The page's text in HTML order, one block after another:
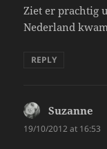
Ziet er prachtig
Nederland
REPLY
Suzanne
19/10/2012 at 16:53